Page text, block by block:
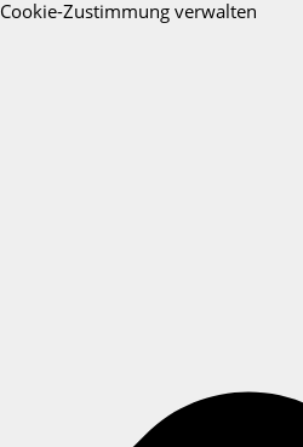
Cookie-Zustimmung verwalten